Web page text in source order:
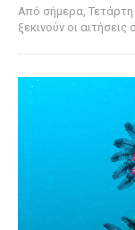
Από σήμερα, Τετάρτη
ξεκινούν οι